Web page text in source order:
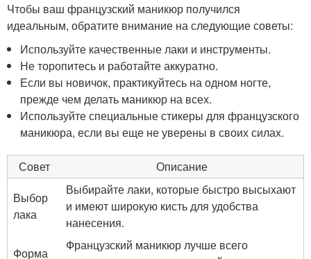
Чтобы ваш французский маникюр получился
идеальным, обратите внимание на следующие советы:
Используйте качественные лаки и инструменты.
Не торопитесь и работайте аккуратно.
Если вы новичок, практикуйтесь на одном ногте,
прежде чем делать маникюр на всех.
Используйте специальные стикеры для французского
маникюра, если вы еще не уверены в своих силах.
Совет
Описание
Выбор
лака
Выбирайте лаки, которые быстро высыхают
и имеют широкую кисть для удобства
нанесения.
Форма
Французский маникюр лучше всего